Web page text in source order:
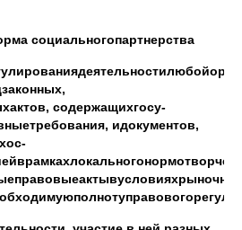
социальногопартнерства
деятельностилюбой
,
актов, содержащихгосу­
требования, идокументов,
ос­
врамкахлокального
правовыеактывусловияхрыночной
полнотуправового